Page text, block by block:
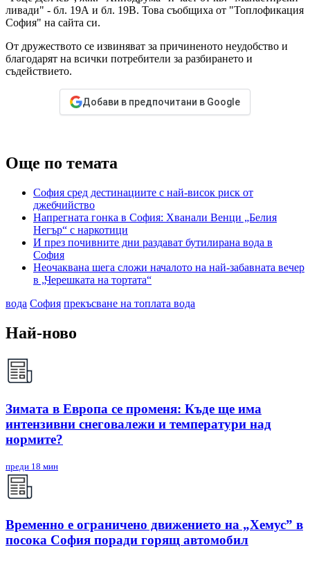
ливади" - бл. 19А и бл. 19В. Това съобщиха от "Топлофикация
София" на сайта си.
От дружеството се извиняват за причиненото неудобство и
благодарят на всички потребители за разбирането и
съдействието.
Добави в предпочитани в Google
Още по темата
София сред дестинациите с най-висок риск от
джебчийство
Напрегната гонка в София: Хванали Венци „Белия
Негър“ с наркотици
И през почивните дни раздават бутилирана вода в
София
Неочаквана шега сложи началото на най-забавната вечер
в „Черешката на тортата“
вода София прекъсване на топлата вода
Най-ново
Зимата в Европа се променя: Къде ще има
интензивни снеговалежи и температури над
нормите?
преди 18 мин
Временно е ограничено движението на „Хемус” в
посока София поради горящ автомобил